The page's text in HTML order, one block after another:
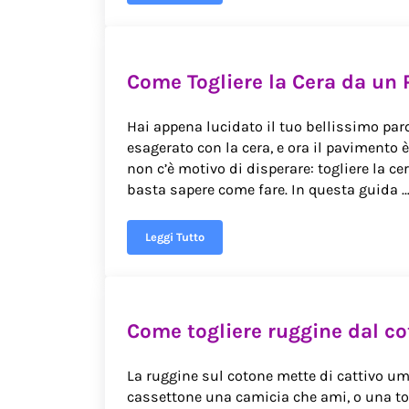
Come Togliere la Cera da un
Hai appena lucidato il tuo bellissimo
esagerato con la cera, e ora il
non c’è motivo di disperare: togliere la
basta sapere come fare. In questa guida …
Leggi TuttoCome Togliere la Cera da un Parquet
Come togliere ruggine dal
La ruggine sul cotone mette di cattivo
cassettone una camicia che ami, o una